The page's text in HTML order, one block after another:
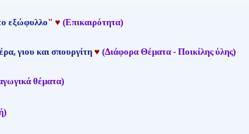
εξώφυλλο" ♥ (Επικαιρότητα)
γιου και σπουργίτη ♥ (Διάφορα Θέματα - Ποικίλης ύλης)
θέματα)